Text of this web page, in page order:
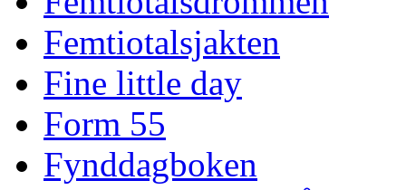
Femtiotalsjakten
Fine little day
Form 55
Fynddagboken